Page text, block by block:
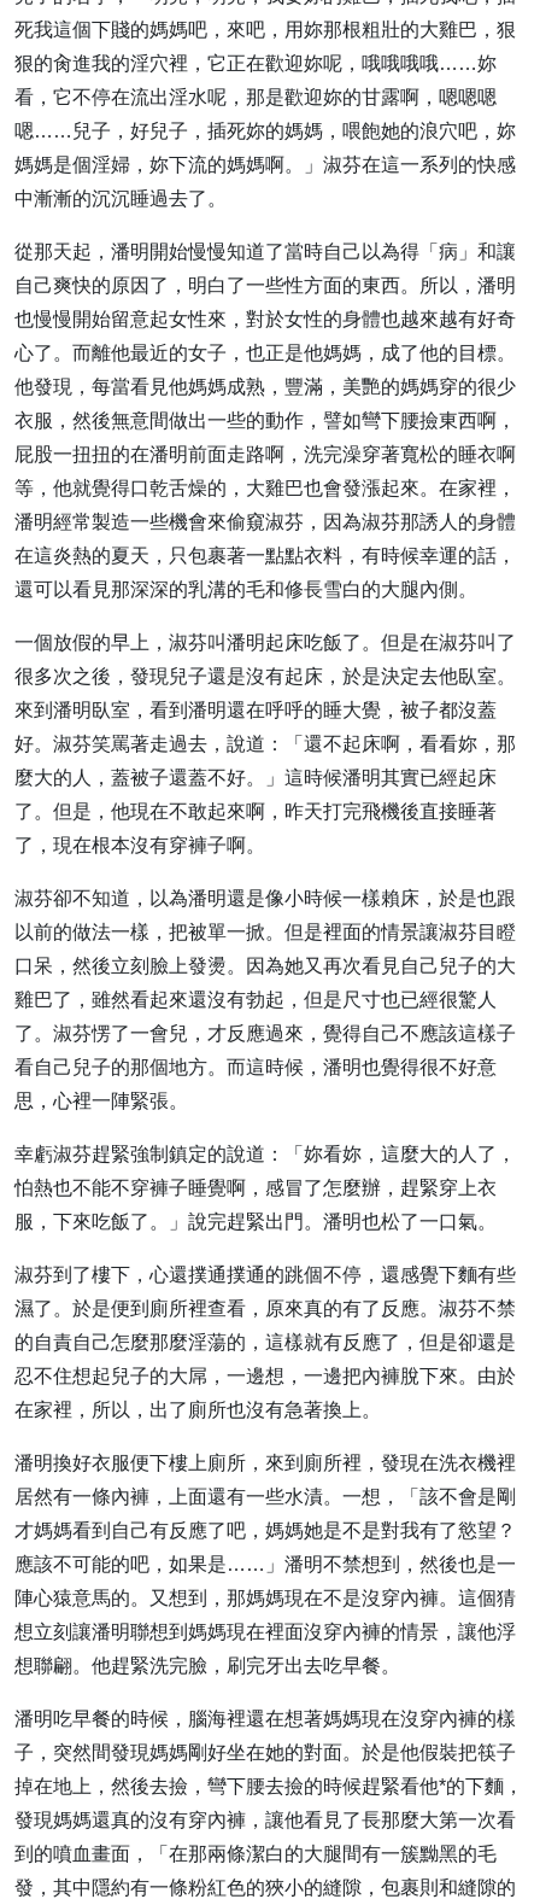
死我這個下賤的媽媽吧，來吧，用妳那根粗壯的大雞巴，狠
狠的肏進我的淫穴裡，它正在歡迎妳呢，哦哦哦哦……妳
看，它不停在流出淫水呢，那是歡迎妳的甘露啊，嗯嗯嗯
嗯……兒子，好兒子，插死妳的媽媽，喂飽她的浪穴吧，妳
媽媽是個淫婦，妳下流的媽媽啊。」淑芬在這一系列的快感
中漸漸的沉沉睡過去了。
從那天起，潘明開始慢慢知道了當時自己以為得「病」和讓
自己爽快的原因了，明白了一些性方面的東西。所以，潘明
也慢慢開始留意起女性來，對於女性的身體也越來越有好奇
心了。而離他最近的女子，也正是他媽媽，成了他的目標。
他發現，每當看見他媽媽成熟，豐滿，美艷的媽媽穿的很少
衣服，然後無意間做出一些的動作，譬如彎下腰撿東西啊，
屁股一扭扭的在潘明前面走路啊，洗完澡穿著寬松的睡衣啊
等，他就覺得口乾舌燥的，大雞巴也會發漲起來。在家裡，
潘明經常製造一些機會來偷窺淑芬，因為淑芬那誘人的身體
在這炎熱的夏天，只包裹著一點點衣料，有時候幸運的話，
還可以看見那深深的乳溝的毛和修長雪白的大腿內側。
一個放假的早上，淑芬叫潘明起床吃飯了。但是在淑芬叫了
很多次之後，發現兒子還是沒有起床，於是決定去他臥室。
來到潘明臥室，看到潘明還在呼呼的睡大覺，被子都沒蓋
好。淑芬笑罵著走過去，說道：「還不起床啊，看看妳，那
麼大的人，蓋被子還蓋不好。」這時候潘明其實已經起床
了。但是，他現在不敢起來啊，昨天打完飛機後直接睡著
了，現在根本沒有穿褲子啊。
淑芬卻不知道，以為潘明還是像小時候一樣賴床，於是也跟
以前的做法一樣，把被單一掀。但是裡面的情景讓淑芬目瞪
口呆，然後立刻臉上發燙。因為她又再次看見自己兒子的大
雞巴了，雖然看起來還沒有勃起，但是尺寸也已經很驚人
了。淑芬愣了一會兒，才反應過來，覺得自己不應該這樣子
看自己兒子的那個地方。而這時候，潘明也覺得很不好意
思，心裡一陣緊張。
幸虧淑芬趕緊強制鎮定的說道：「妳看妳，這麼大的人了，
怕熱也不能不穿褲子睡覺啊，感冒了怎麼辦，趕緊穿上衣
服，下來吃飯了。」說完趕緊出門。潘明也松了一口氣。
淑芬到了樓下，心還撲通撲通的跳個不停，還感覺下麵有些
濕了。於是便到廁所裡查看，原來真的有了反應。淑芬不禁
的自責自己怎麼那麼淫蕩的，這樣就有反應了，但是卻還是
忍不住想起兒子的大屌，一邊想，一邊把內褲脫下來。由於
在家裡，所以，出了廁所也沒有急著換上。
潘明換好衣服便下樓上廁所，來到廁所裡，發現在洗衣機裡
居然有一條內褲，上面還有一些水漬。一想，「該不會是剛
才媽媽看到自己有反應了吧，媽媽她是不是對我有了慾望？
應該不可能的吧，如果是……」潘明不禁想到，然後也是一
陣心猿意馬的。又想到，那媽媽現在不是沒穿內褲。這個猜
想立刻讓潘明聯想到媽媽現在裡面沒穿內褲的情景，讓他浮
想聯翩。他趕緊洗完臉，刷完牙出去吃早餐。
潘明吃早餐的時候，腦海裡還在想著媽媽現在沒穿內褲的樣
子，突然間發現媽媽剛好坐在她的對面。於是他假裝把筷子
掉在地上，然後去撿，彎下腰去撿的時候趕緊看他*的下麵，
發現媽媽還真的沒有穿內褲，讓他看見了長那麼大第一次看
到的噴血畫面，「在那兩條潔白的大腿間有一簇黝黑的毛
發，其中隱約有一條粉紅色的狹小的縫隙，包裹則和縫隙的